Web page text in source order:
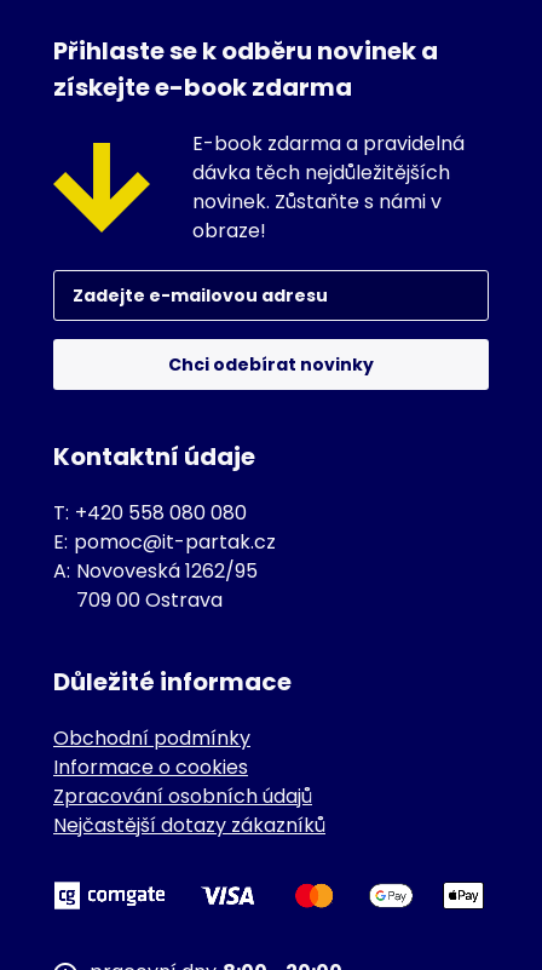
Přihlaste se k odběru novinek a
získejte e-book zdarma
E-book zdarma a pravidelná
dávka těch nejdůležitějších
novinek. Zůstaňte s námi v
obraze!
Chci odebírat novinky
Kontaktní údaje
T: +420 558 080 080
E: pomoc@it-partak.cz
A: Novoveská 1262/95
709 00 Ostrava
Důležité informace
Obchodní podmínky
Informace o cookies
Zpracování osobních údajů
Nejčastější dotazy zákazníků